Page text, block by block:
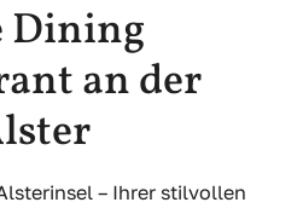
Dining
an der
– Ihrer stilvollen